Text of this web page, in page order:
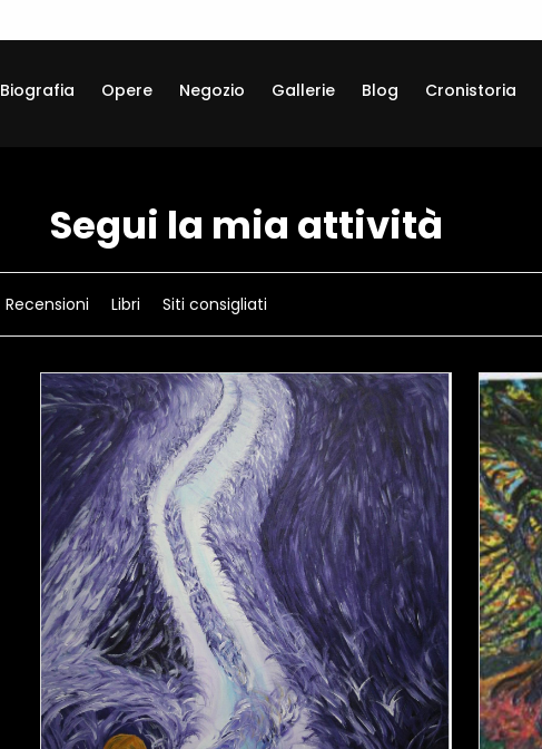
Biografia Opere Negozio Gallerie Blog Cronistoria
Segui la mia attività
Recensioni Libri Siti consigliati